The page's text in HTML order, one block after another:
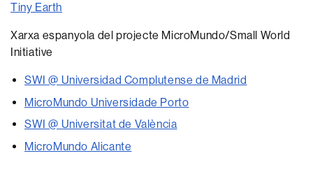
Tiny Earth
Xarxa espanyola del projecte MicroMundo/Small World
Initiative
SWI @ Universidad Complutense de Madrid
MicroMundo Universidade Porto
SWI @ Universitat de València
MicroMundo Alicante